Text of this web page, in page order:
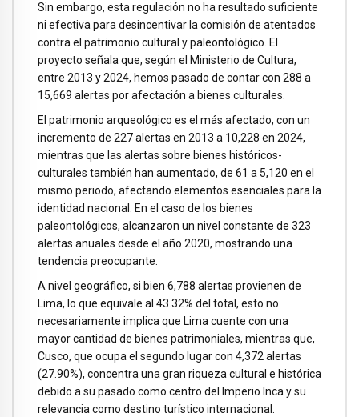
Sin embargo, esta regulación no ha resultado suficiente
ni efectiva para desincentivar la comisión de atentados
contra el patrimonio cultural y paleontológico. El
proyecto señala que, según el Ministerio de Cultura,
entre 2013 y 2024, hemos pasado de contar con 288 a
15,669 alertas por afectación a bienes culturales.
El patrimonio arqueológico es el más afectado, con un
incremento de 227 alertas en 2013 a 10,228 en 2024,
mientras que las alertas sobre bienes históricos-
culturales también han aumentado, de 61 a 5,120 en el
mismo periodo, afectando elementos esenciales para la
identidad nacional. En el caso de los bienes
paleontológicos, alcanzaron un nivel constante de 323
alertas anuales desde el año 2020, mostrando una
tendencia preocupante.
A nivel geográfico, si bien 6,788 alertas provienen de
Lima, lo que equivale al 43.32% del total, esto no
necesariamente implica que Lima cuente con una
mayor cantidad de bienes patrimoniales, mientras que,
Cusco, que ocupa el segundo lugar con 4,372 alertas
(27.90%), concentra una gran riqueza cultural e histórica
debido a su pasado como centro del Imperio Inca y su
relevancia como destino turístico internacional.